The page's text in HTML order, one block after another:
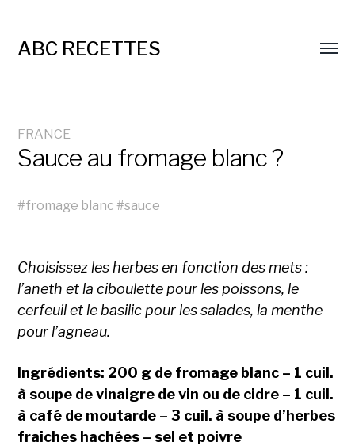
ABC RECETTES
FRANCE
Sauce au fromage blanc ?
#fromage blanc #sauce
Choisissez les herbes en fonction des mets :
l’aneth et la ciboulette pour les poissons, le
cerfeuil et le basilic pour les salades, la menthe
pour l’agneau.
Ingrédients: 200 g de fromage blanc – 1 cuil.
à soupe de vinaigre de vin ou de cidre – 1 cuil.
à café de moutarde – 3 cuil. à soupe d’herbes
fraiches hachées – sel et poivre